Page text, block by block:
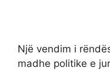
Një vendim i
madhe politike e